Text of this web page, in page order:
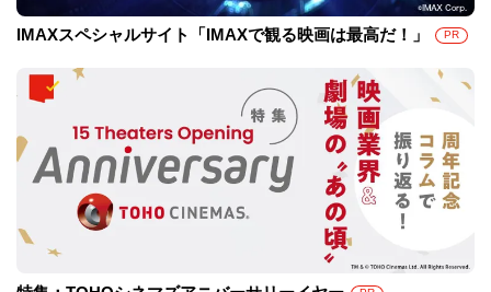
IMAXスペシャルサイト「IMAXで観る映画は最高だ！」 PR